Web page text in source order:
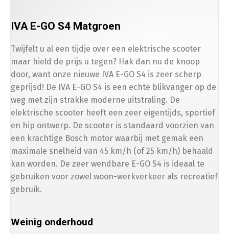
IVA E-GO S4 Matgroen
Twijfelt u al een tijdje over een elektrische scooter
maar hield de prijs u tegen? Hak dan nu de knoop
door, want onze nieuwe IVA E-GO S4 is zeer scherp
geprijsd! De IVA E-GO S4 is een echte blikvanger op de
weg met zijn strakke moderne uitstraling. De
elektrische scooter heeft een zeer eigentijds, sportief
en hip ontwerp. De scooter is standaard voorzien van
een krachtige Bosch motor waarbij met gemak een
maximale snelheid van 45 km/h (of 25 km/h) behaald
kan worden. De zeer wendbare E-GO S4 is ideaal te
gebruiken voor zowel woon-werkverkeer als recreatief
gebruik.
Weinig onderhoud